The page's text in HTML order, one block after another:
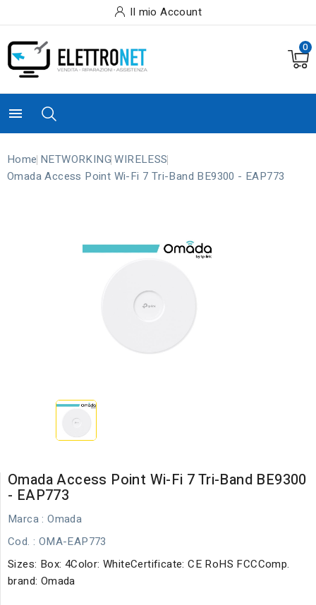
Il mio Account
0

Home NETWORKING WIRELESS
Omada Access Point Wi-Fi 7 Tri-Band BE9300 - EAP773
Omada Access Point Wi-Fi 7 Tri-Band BE9300
- EAP773
Marca : Omada
Cod. : OMA-EAP773
Sizes: Box: 4Color: WhiteCertificate: CE RoHS FCCComp.
brand: Omada